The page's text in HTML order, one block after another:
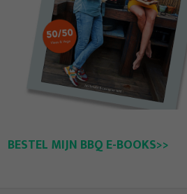
BESTEL MIJN BBQ E-BOOKS>>